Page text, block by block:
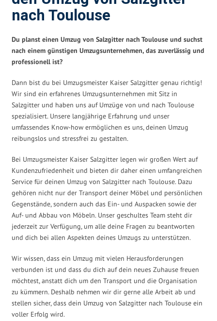
nach Toulouse
Du planst einen Umzug von Salzgitter nach Toulouse und suchst
nach einem günstigen Umzugsunternehmen, das zuverlässig und
professionell ist?
Dann bist du bei Umzugsmeister Kaiser Salzgitter genau richtig!
Wir sind ein erfahrenes Umzugsunternehmen mit Sitz in
Salzgitter und haben uns auf Umzüge von und nach Toulouse
spezialisiert. Unsere langjährige Erfahrung und unser
umfassendes Know-how ermöglichen es uns, deinen Umzug
reibungslos und stressfrei zu gestalten.
Bei Umzugsmeister Kaiser Salzgitter legen wir großen Wert auf
Kundenzufriedenheit und bieten dir daher einen umfangreichen
Service für deinen Umzug von Salzgitter nach Toulouse. Dazu
gehören nicht nur der Transport deiner Möbel und persönlichen
Gegenstände, sondern auch das Ein- und Auspacken sowie der
Auf- und Abbau von Möbeln. Unser geschultes Team steht dir
jederzeit zur Verfügung, um alle deine Fragen zu beantworten
und dich bei allen Aspekten deines Umzugs zu unterstützen.
Wir wissen, dass ein Umzug mit vielen Herausforderungen
verbunden ist und dass du dich auf dein neues Zuhause freuen
möchtest, anstatt dich um den Transport und die Organisation
zu kümmern. Deshalb nehmen wir dir gerne alle Arbeit ab und
stellen sicher, dass dein Umzug von Salzgitter nach Toulouse ein
voller Erfolg wird.